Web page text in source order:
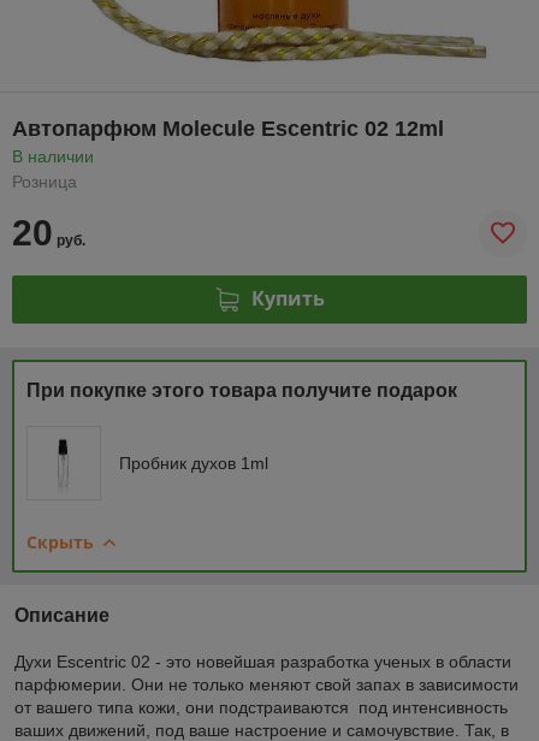
Автопарфюм Molecule Escentric 02 12ml
В наличии
Розница
20 руб.
Купить
При покупке этого товара получите подарок
Пробник духов 1ml
Скрыть
Описание
Духи Escentric 02 - это новейшая разработка ученых в области
парфюмерии. Они не только меняют свой запах в зависимости
от вашего типа кожи, они подстраиваются под интенсивность
ваших движений, под ваше настроение и самочувствие. Так, в